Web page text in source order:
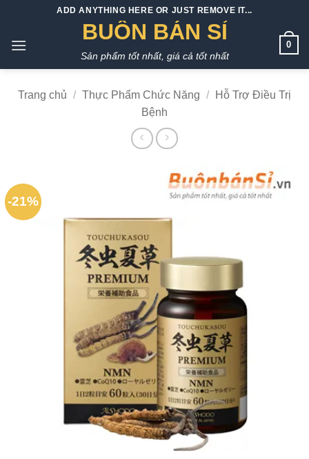
nội
ADD ANYTHING HERE OR JUST REMOVE IT...
BUÔN BÁN SỈ
Sản phẩm tốt nhất, giá cả tốt nhất
0
Trang chủ / Thực Phẩm Chức Năng /
Hỗ Trợ Điều Trị
Bệnh
-21%